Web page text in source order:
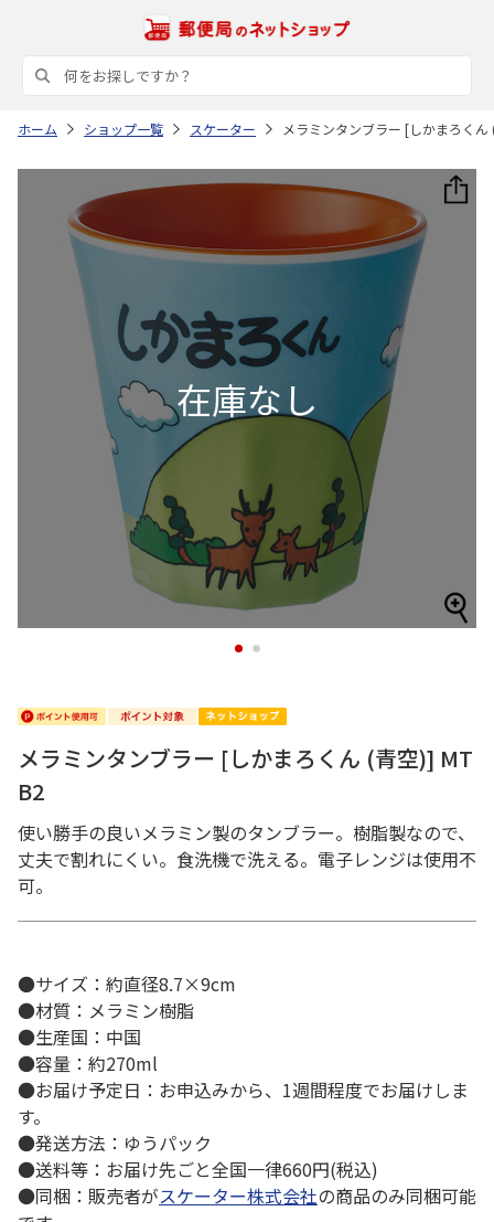
ホーム ショップ一覧 スケーター メラミンタンブラー [しかまろくん
1 2
メラミンタンブラー [しかまろくん (青空)] MT
B2
使い勝手の良いメラミン製のタンブラー。樹脂製なので、
丈夫で割れにくい。食洗機で洗える。電子レンジは使用不
可。
●サイズ：約直径8.7×9cm
●材質：メラミン樹脂
●生産国：中国
●容量：約270ml
●お届け予定日：お申込みから、1週間程度でお届けしま
す。
●発送方法：ゆうパック
●送料等：お届け先ごと全国一律660円(税込)
●同梱：販売者がスケーター株式会社の商品のみ同梱可能